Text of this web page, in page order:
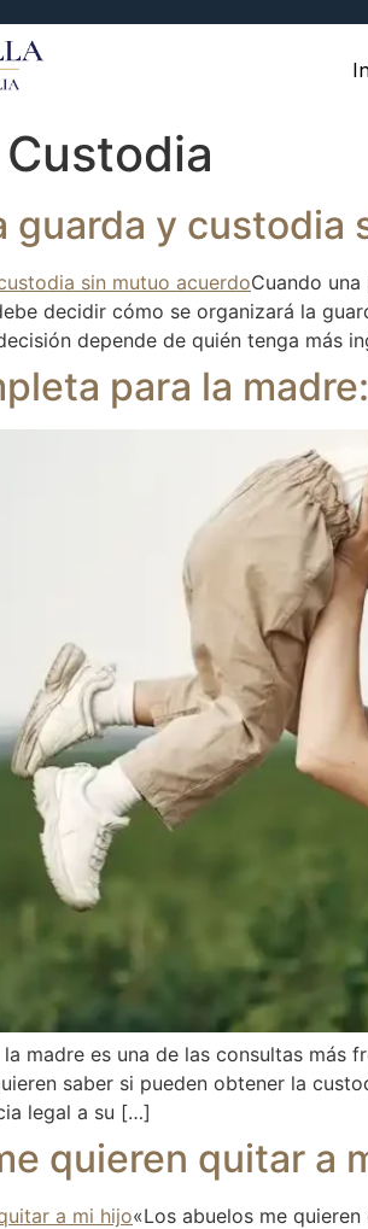
Custodia
guarda y custodia
Cuando
decidir cómo se organizará la
depende de quién tenga más
para la
madre es una de las consultas más
saber si pueden obtener la
legal a su […]
quieren quitar a
«Los abuelos me